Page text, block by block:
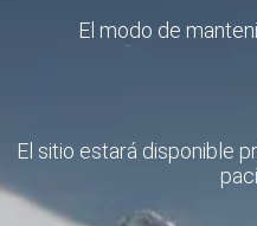
El modo de
El sitio estará disponible